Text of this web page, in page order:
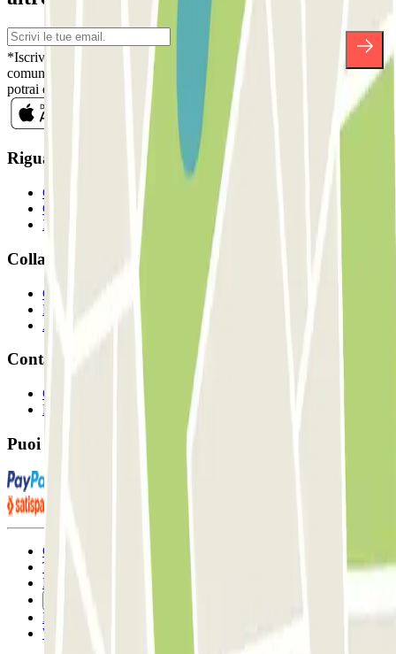
*Iscrivendoti, accetti la nostra Informativa sulla Privacy per ricevere
comunicazioni commerciali da Parclick. Senza alcun impegno,
potrai disiscriverti quando vuoi direttamente dalla stessa newsletter.
Riguardo a Parclcik
Chi siamo
Come funziona?
I Nostri Parcheggi
Collaboriamo?
Collaboratori
Proprietari di parcheggio
Affiliati
Contatto
Contattaci
FAQ
Puoi utilizzare questi metodi di pagamento:
Condizioni contrattuali e di utilizzo
Termini di cancellazione
Politica sui cookies
Politica sulla privacy
Whistleblowing